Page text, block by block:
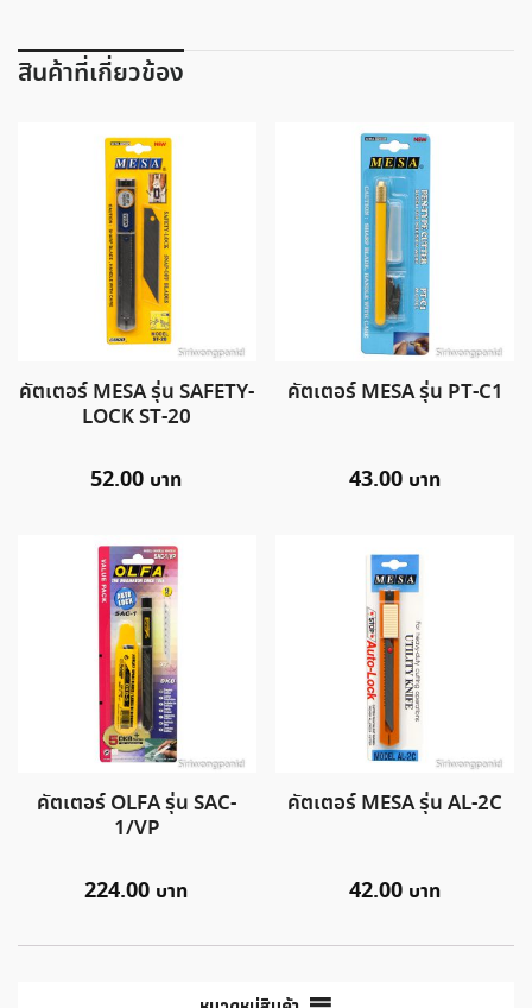
สินค้าที่เกี่ยวข้อง
คัตเตอร์ MESA รุ่น SAFETY-
LOCK ST-20
52.00
คัตเตอร์ MESA รุ่น PT-C1
43.00
คัตเตอร์ OLFA รุ่น SAC-
1/VP
224.00
คัตเตอร์ MESA รุ่น AL-2C
42.00